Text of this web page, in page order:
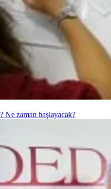
Ne zaman başlayacak?